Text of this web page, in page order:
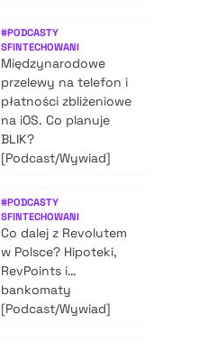
#PODCASTY
SFINTECHOWANI
Międzynarodowe
przelewy na telefon i
płatności zbliżeniowe
na iOS. Co planuje
BLIK?
[Podcast/Wywiad]
#PODCASTY
SFINTECHOWANI
Co dalej z Revolutem
w Polsce? Hipoteki,
RevPoints i…
bankomaty
[Podcast/Wywiad]